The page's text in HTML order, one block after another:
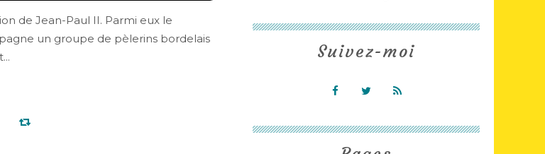
de Jean-Paul II. Parmi eux le
un groupe de pèlerins bordelais
Suivez-moi